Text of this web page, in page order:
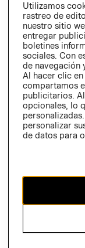
Ecuador ($)
CAMBIAR REGIÓN
El contenido de
propiedad de H&M
Utilizamos
rastreo de
nuestro sitio
entregar
boletines
sociales. Con
de navegación
Al hacer clic en
compartamos
publicitarios.
opcionales, lo
personalizar
de datos para